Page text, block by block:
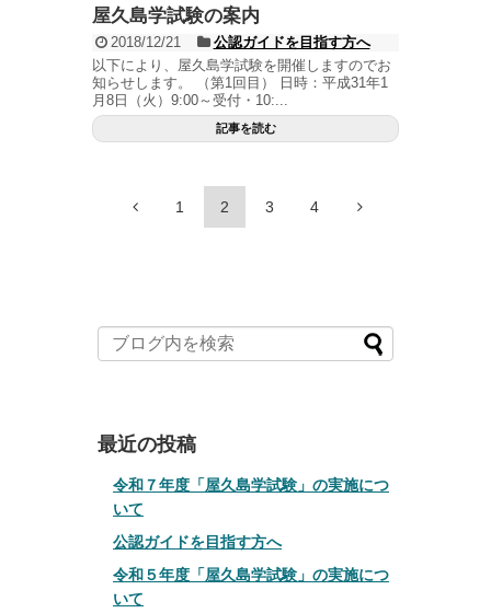
屋久島学試験の案内
2018/12/21
公認ガイドを目指す方へ
以下により、屋久島学試験を開催しますのでお
知らせします。 （第1回目） 日時：平成31年1
月8日（火）9:00～受付・10:...
記事を読む
1 2 3 4
最近の投稿
令和７年度「屋久島学試験」の実施につ
いて
公認ガイドを目指す方へ
令和５年度「屋久島学試験」の実施につ
いて